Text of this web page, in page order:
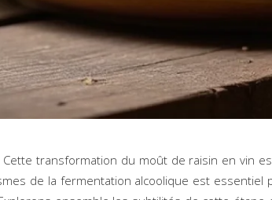
transformation du moût de raisin en vin
de la fermentation alcoolique est essentiel